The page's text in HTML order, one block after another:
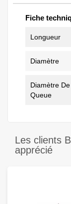
Fiche
Longueur
Diamètre
Diamètre
Queue
Les clients
apprécié